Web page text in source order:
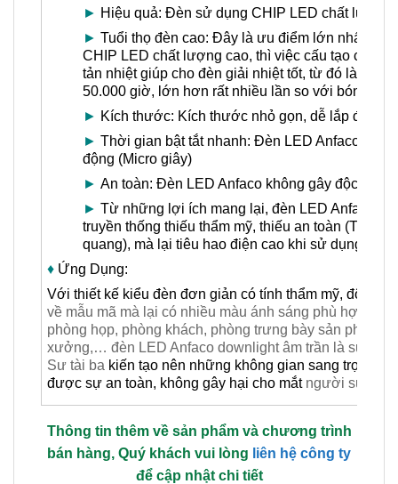
► Hiệu quả: Đèn sử dụng CHIP LED chất lượng
► Tuổi thọ đèn cao: Đây là ưu điểm lớn nhất
CHIP LED chất lượng cao, thì việc cấu tạo của
tản nhiệt giúp cho đèn giải nhiệt tốt, từ đó làm
50.000 giờ, lớn hơn rất nhiều lần so với bóng
► Kích thước: Kích thước nhỏ gọn, dễ lắp đặt
► Thời gian bật tắt nhanh: Đèn LED Anfaco có
động (Micro giây)
► An toàn: Đèn LED Anfaco không gây độc hại,
► Từ những lợi ích mang lại, đèn LED Anfaco là
truyền thống thiếu thẩm mỹ, thiếu an toàn (Thậm
quang), mà lại tiêu hao điện cao khi sử dụng
♦ Ứng Dụng:
Với thiết kế kiểu đèn đơn giản có tính thẩm mỹ, độ
về mẫu mã mà lại có nhiều màu ánh sáng phù hợp
phòng họp, phòng khách, phòng trưng bày sản phẩm,
xưởng,… đèn LED Anfaco downlight âm trần là sự lựa
Sư tài ba kiến tạo nên những không gian sang trọng,
được sự an toàn, không gây hại cho mắt người sử
Thông tin thêm về sản phẩm và chương trình
bán hàng, Quý khách vui lòng liên hệ công ty
để cập nhật chi tiết